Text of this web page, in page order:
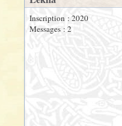
Inscription : 2020
Messages : 2